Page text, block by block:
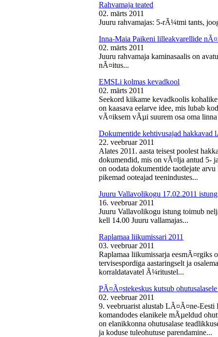
Rahvamaja teated
02. märts 2011
Juuru rahvamajas: 5-rÃ¼tmi tants,
Inna-Maia Paikeni lilleakvarellide
02. märts 2011
Juuru rahvamaja kaminasaalis on
nÃ¤itus...
EMSLi kolmas kevadkool
02. märts 2011
Seekord kiikame kevadkoolis
on kaasava eelarve idee, mis lubab
vÃ¤iksem vÃµi suurem osa oma
Dokumentide kehtivusajad hakkavad
22. veebruar 2011
Alates 2011. aasta teisest poolest
dokumendid, mis on vÃ¤lja antud 5-
on oodata dokumentide taotlejate
pikemad ooteajad teenindustes...
Juuru Vallavolikogu 17.02.2011 istung
16. veebruar 2011
Juuru Vallavolikogu istung toimub
kell 14.00 Juuru vallamajas...
Raplamaa liikumissari 2011
03. veebruar 2011
Raplamaa liikumissarja eesmÃ¤rgiks
tervisespordiga aastaringselt ja
korraldatavatel Ã¼ritustel...
PÃ¤Ã¤stekeskus kutsub
02. veebruar 2011
9. veebruarist alustab LÃ¤Ã¤ne-
komandodes elanikele mÃµeldud
on elanikkonna ohutusalase
ja koduse tuleohutuse parendamine...